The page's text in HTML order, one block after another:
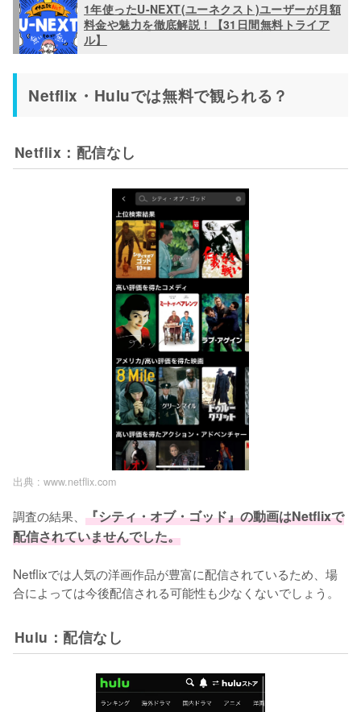
1年使ったU-NEXT(ユーネクスト)ユーザーが月額
料金や魅力を徹底解説！【31日間無料トライア
ル】
Netflix・Huluでは無料で観られる？
Netflix：配信なし
出典 : www.netflix.com
調査の結果、 『シティ・オブ・ゴッド』の動画はNetflixで
配信されていませんでした。
Netflixでは人気の洋画作品が豊富に配信されているため、場
合によっては今後配信される可能性も少なくないでしょう。
Hulu：配信なし